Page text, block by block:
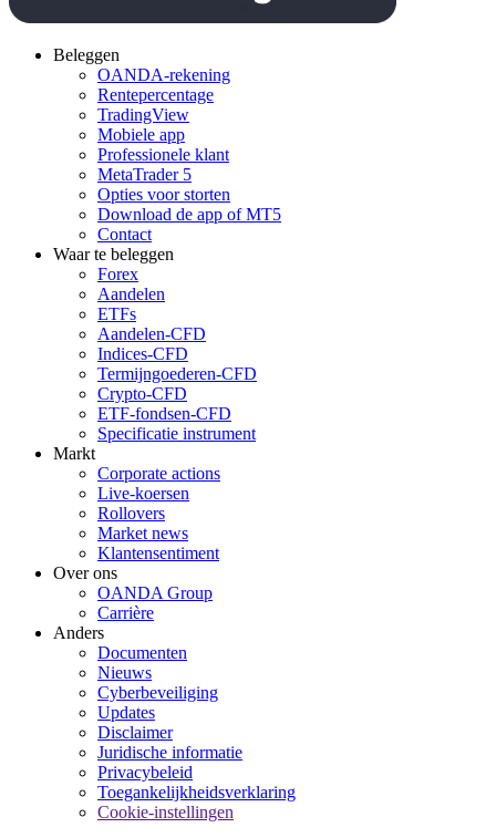
Beleggen
OANDA-rekening
Rentepercentage
TradingView
Mobiele app
Professionele klant
MetaTrader 5
Opties voor storten
Download de app of MT5
Contact
Waar te beleggen
Forex
Aandelen
ETFs
Aandelen-CFD
Indices-CFD
Termijngoederen-CFD
Crypto-CFD
ETF-fondsen-CFD
Specificatie instrument
Markt
Corporate actions
Live-koersen
Rollovers
Market news
Klantensentiment
Over ons
OANDA Group
Carrière
Anders
Documenten
Nieuws
Cyberbeveiliging
Updates
Disclaimer
Juridische informatie
Privacybeleid
Toegankelijkheidsverklaring
Cookie-instellingen